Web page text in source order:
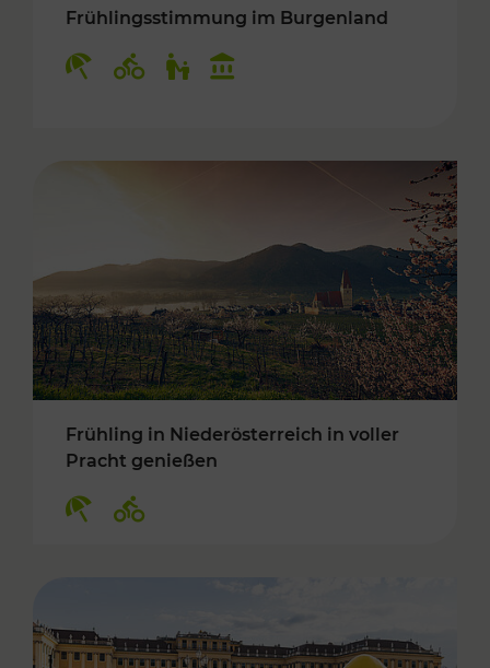
Frühlingsstimmung im Burgenland
Frühling in Niederösterreich in voller
Pracht genießen